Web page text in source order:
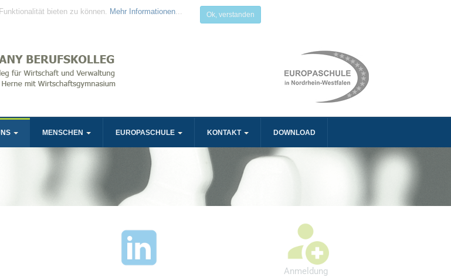
bieten zu können. Mehr Informationen... Ok, verstanden
MENSCHEN EUROPASCHULE KONTAKT DOWNLOAD
Anmeldung